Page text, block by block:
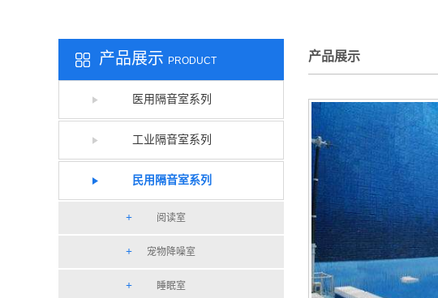
产品展示 PRODUCT
医用隔音室系列
工业隔音室系列
民用隔音室系列
阅读室
宠物降噪室
睡眠室
产品展示